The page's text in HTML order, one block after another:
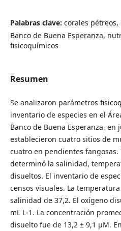
Palabras clave: corales pétreos,
Banco de Buena Esperanza,
fisicoquímicos
Resumen
Se analizaron parámetros
inventario de especies en el
Banco de Buena Esperanza, en
establecieron cuatro sitios de
cuatro en pendientes fangosas.
determinó la salinidad,
disueltos. El inventario de
censos visuales. La
salinidad de 37,2. El oxígeno
mL L-1. La concentración
disuelto fue de 13,2 ± 9,1 μM.